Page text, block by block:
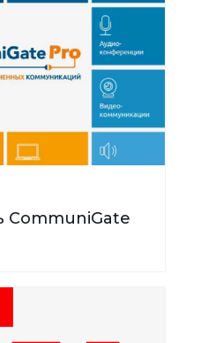
CommuniGate